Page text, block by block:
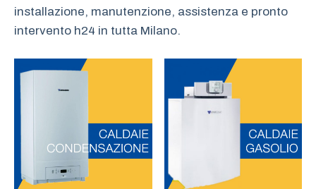
installazione, manutenzione, assistenza e pronto
intervento h24 in tutta Milano.